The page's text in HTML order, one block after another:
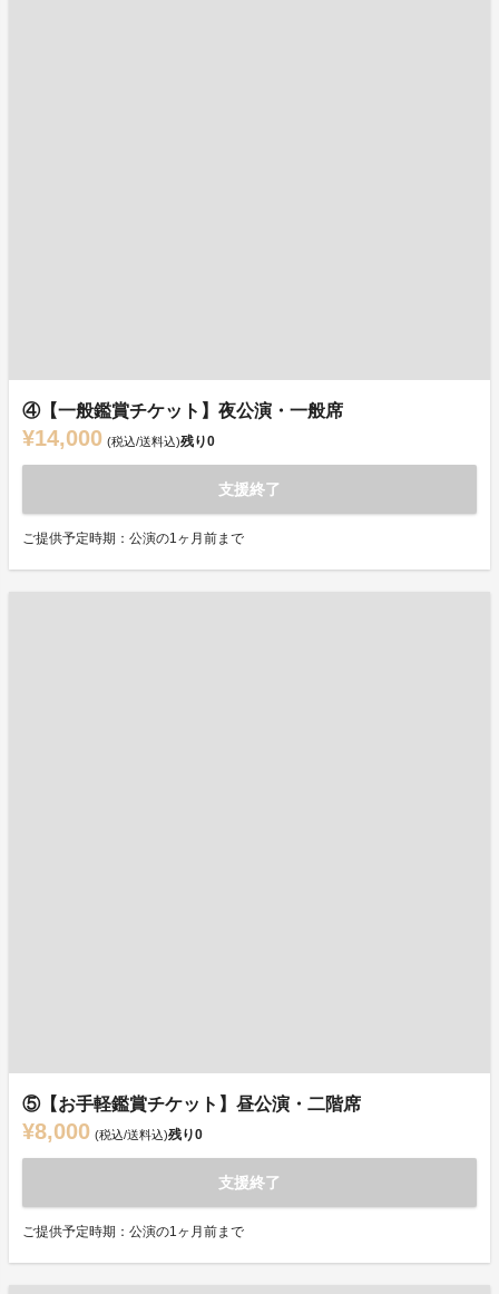
④【一般鑑賞チケット】夜公演・一般席
¥14,000 (税込/送料込)残り0
支援終了
ご提供予定時期：公演の1ヶ月前まで
⑤【お手軽鑑賞チケット】昼公演・二階席
¥8,000 (税込/送料込)残り0
支援終了
ご提供予定時期：公演の1ヶ月前まで